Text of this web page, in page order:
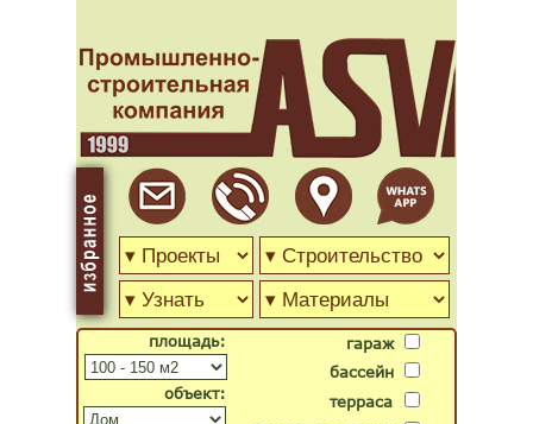
гараж
бассейн
терраса
объект:
площадь: